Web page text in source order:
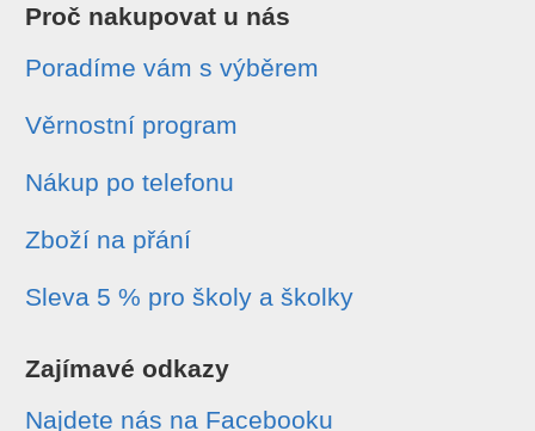
Proč nakupovat u nás
Poradíme vám s výběrem
Věrnostní program
Nákup po telefonu
Zboží na přání
Sleva 5 % pro školy a školky
Zajímavé odkazy
Najdete nás na Facebooku